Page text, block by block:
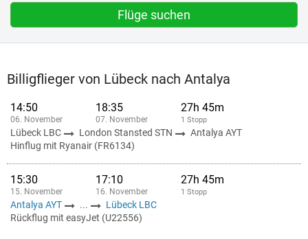
Flüge suchen
Billigflieger von Lübeck nach Antalya
14:50
06. November
18:35
07. November
27h 45m
1 Stopp
Lübeck LBC London Stansted STN
Antalya AYT
Hinflug mit Ryanair (FR6134)
15:30
15. November
17:10
16. November
27h 45m
1 Stopp
Antalya AYT ...
Lübeck LBC
Rückflug mit easyJet (U22556)